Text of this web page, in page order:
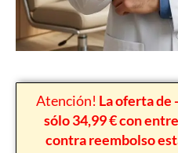
Atención! La oferta de
sólo 34,99 € con
contra reembolso